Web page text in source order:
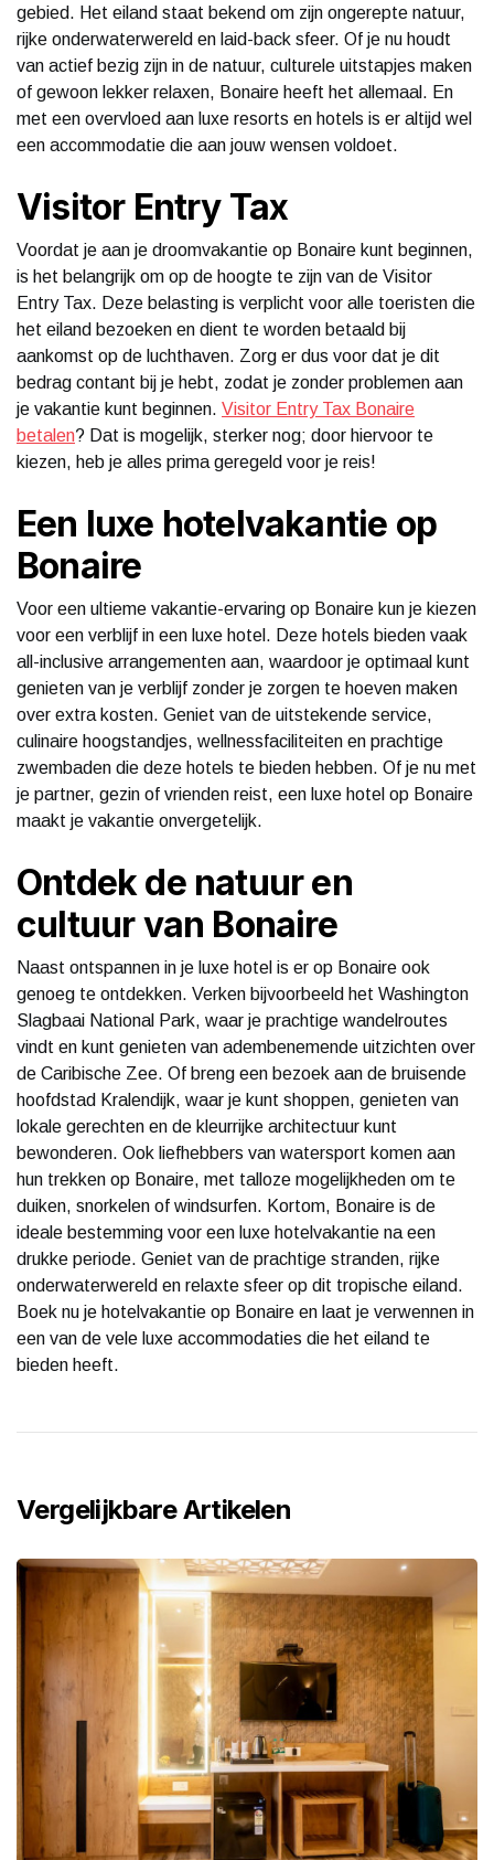
gebied. Het eiland staat bekend om zijn ongerepte natuur,
rijke onderwaterwereld en laid-back sfeer. Of je nu houdt
van actief bezig zijn in de natuur, culturele uitstapjes maken
of gewoon lekker relaxen, Bonaire heeft het allemaal. En
met een overvloed aan luxe resorts en hotels is er altijd wel
een accommodatie die aan jouw wensen voldoet.
Visitor Entry Tax
Voordat je aan je droomvakantie op Bonaire kunt beginnen,
is het belangrijk om op de hoogte te zijn van de Visitor
Entry Tax. Deze belasting is verplicht voor alle toeristen die
het eiland bezoeken en dient te worden betaald bij
aankomst op de luchthaven. Zorg er dus voor dat je dit
bedrag contant bij je hebt, zodat je zonder problemen aan
je vakantie kunt beginnen. Visitor Entry Tax Bonaire
betalen? Dat is mogelijk, sterker nog; door hiervoor te
kiezen, heb je alles prima geregeld voor je reis!
Een luxe hotelvakantie op
Bonaire
Voor een ultieme vakantie-ervaring op Bonaire kun je kiezen
voor een verblijf in een luxe hotel. Deze hotels bieden vaak
all-inclusive arrangementen aan, waardoor je optimaal kunt
genieten van je verblijf zonder je zorgen te hoeven maken
over extra kosten. Geniet van de uitstekende service,
culinaire hoogstandjes, wellnessfaciliteiten en prachtige
zwembaden die deze hotels te bieden hebben. Of je nu met
je partner, gezin of vrienden reist, een luxe hotel op Bonaire
maakt je vakantie onvergetelijk.
Ontdek de natuur en
cultuur van Bonaire
Naast ontspannen in je luxe hotel is er op Bonaire ook
genoeg te ontdekken. Verken bijvoorbeeld het Washington
Slagbaai National Park, waar je prachtige wandelroutes
vindt en kunt genieten van adembenemende uitzichten over
de Caribische Zee. Of breng een bezoek aan de bruisende
hoofdstad Kralendijk, waar je kunt shoppen, genieten van
lokale gerechten en de kleurrijke architectuur kunt
bewonderen. Ook liefhebbers van watersport komen aan
hun trekken op Bonaire, met talloze mogelijkheden om te
duiken, snorkelen of windsurfen. Kortom, Bonaire is de
ideale bestemming voor een luxe hotelvakantie na een
drukke periode. Geniet van de prachtige stranden, rijke
onderwaterwereld en relaxte sfeer op dit tropische eiland.
Boek nu je hotelvakantie op Bonaire en laat je verwennen in
een van de vele luxe accommodaties die het eiland te
bieden heeft.
Vergelijkbare Artikelen